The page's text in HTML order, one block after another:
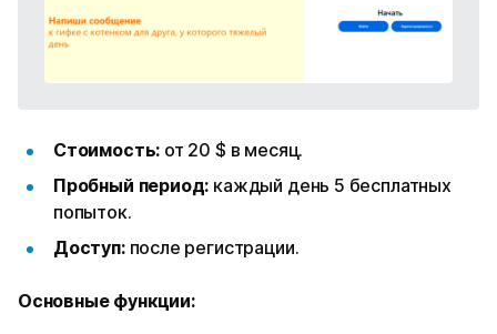
Стоимость: от 20 $ в месяц.
Пробный период: каждый день 5 бесплатных
попыток.
Доступ: после регистрации.
Основные функции: